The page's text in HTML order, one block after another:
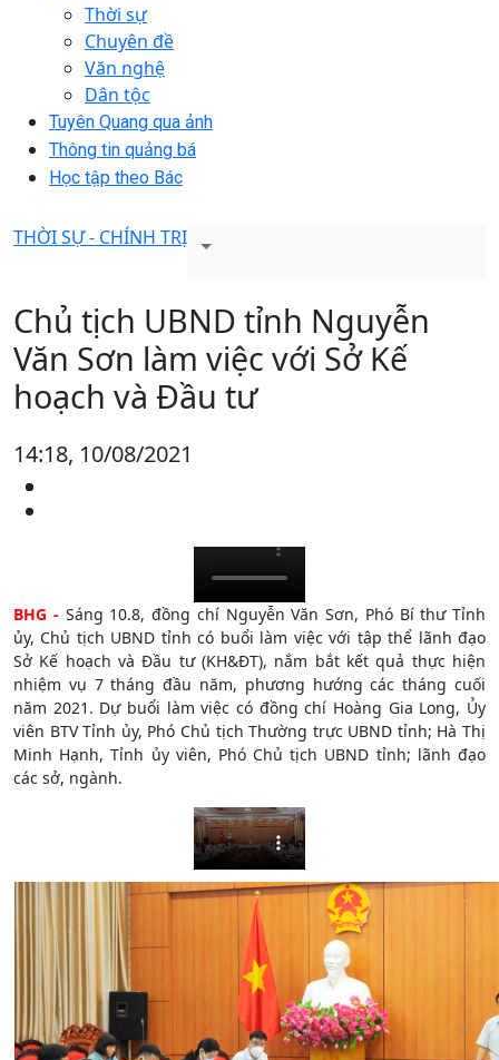
Thời sự
Chuyên đề
Văn nghệ
Dân tộc
Tuyên Quang qua ảnh
Thông tin quảng bá
Học tập theo Bác
THỜI SỰ - CHÍNH TRỊ
Chủ tịch UBND tỉnh Nguyễn
Văn Sơn làm việc với Sở Kế
hoạch và Đầu tư
14:18, 10/08/2021
BHG -Sáng 10.8, đồng chí Nguyễn Văn Sơn, Phó Bí thư Tỉnh
ủy, Chủ tịch UBND tỉnh có buổi làm việc với tập thể lãnh đạo
Sở Kế hoạch và Đầu tư (KH&ĐT), nắm bắt kết quả thực hiện
nhiệm vụ 7 tháng đầu năm, phương hướng các tháng cuối
năm 2021. Dự buổi làm việc có đồng chí Hoàng Gia Long, Ủy
viên BTV Tỉnh ủy, Phó Chủ tịch Thường trực UBND tỉnh; Hà Thị
Minh Hạnh, Tỉnh ủy viên, Phó Chủ tịch UBND tỉnh; lãnh đạo
các sở, ngành.